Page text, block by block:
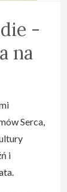
-
na
Serca,
i